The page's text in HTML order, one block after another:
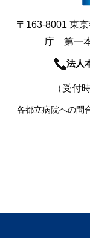
〒163-8001 東
庁 第一本
法人
（受付
各都立病院への問